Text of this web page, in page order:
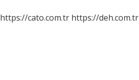
https://cato.com.tr https://deh.com.tr